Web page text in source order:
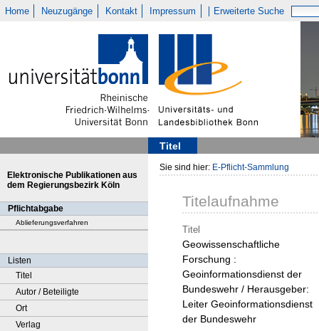
Home Neuzugänge Kontakt Impressum Erweiterte Suche
Titel
Elektronische Publikationen aus
dem Regierungsbezirk Köln
Pflichtabgabe
Ablieferungsverfahren
Listen
Titel
Autor / Beteiligte
Ort
Verlag
Sie sind hier: E-Pflicht-Sammlung
Titelaufnahme
Titel
Geowissenschaftliche
Forschung :
Geoinformationsdienst der
Bundeswehr / Herausgeber:
Leiter Geoinformationsdienst
der Bundeswehr